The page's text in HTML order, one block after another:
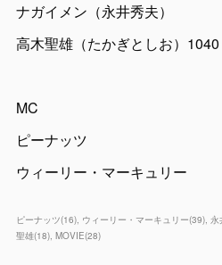
ナガイメン（永井秀夫）
高木聖雄（たかぎとしお）1040
MC
ピーナッツ
ウィーリー・マーキュリー
ピーナッツ(16) ウィーリー・マーキュリー(39) 永
聖雄(18) MOVIE(28)